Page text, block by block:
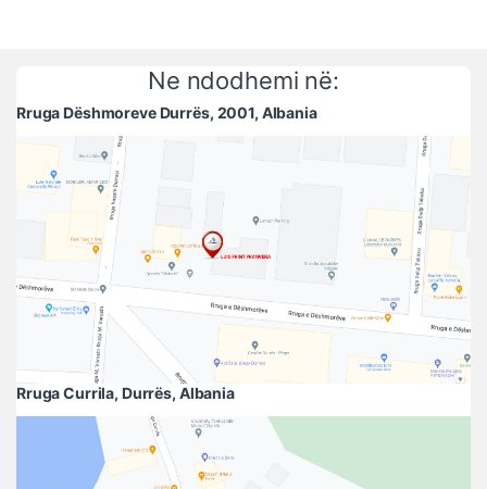
Ne ndodhemi në:
Rruga Dëshmoreve Durrës, 2001, Albania
Rruga Currila, Durrës, Albania